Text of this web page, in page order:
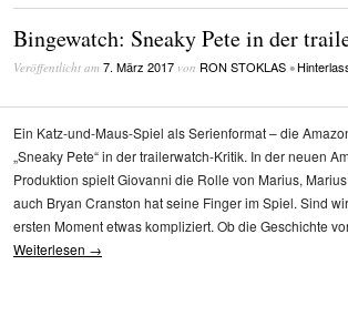
Bingewatch: Sneaky Pete in der
Veröffentlicht am 7. März 2017 von RON STOKLAS •
Ein Katz-und-Maus-Spiel als Serienformat – die
„Sneaky Pete“ in der trailerwatch-Kritik. In der neuen
Produktion spielt Giovanni die Rolle von Marius,
auch Bryan Cranston hat seine Finger im Spiel. Sind
ersten Moment etwas kompliziert. Ob die Geschichte
Weiterlesen →